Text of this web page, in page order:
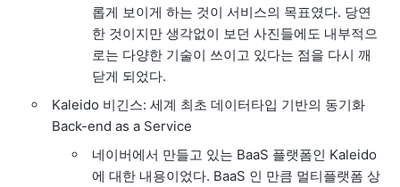
롭게 보이게 하는 것이 서비스의 목표였다. 당연
한 것이지만 생각없이 보던 사진들에도 내부적으
로는 다양한 기술이 쓰이고 있다는 점을 다시 깨
닫게 되었다.
Kaleido 비긴스: 세계 최초 데이터타입 기반의 동기화
Back-end as a Service
네이버에서 만들고 있는 BaaS 플랫폼인 Kaleido
에 대한 내용이었다. BaaS 인 만큼 멀티플랫폼 상